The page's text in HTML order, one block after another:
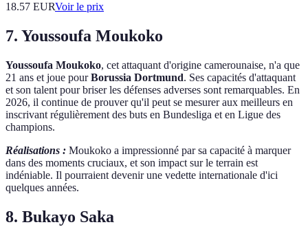
18.57 EURVoir le prix
7. Youssoufa Moukoko
Youssoufa Moukoko, cet attaquant d'origine camerounaise, n'a que
21 ans et joue pourBorussia Dortmund. Ses capacités d'attaquant
et son talent pour briser les défenses adverses sont remarquables. En
2026, il continue de prouver qu'il peut se mesurer aux meilleurs en
inscrivant régulièrement des buts en Bundesliga et en Ligue des
champions.
Réalisations : Moukoko a impressionné par sa capacité à marquer
dans des moments cruciaux, et son impact sur le terrain est
indéniable. Il pourraient devenir une vedette internationale d'ici
quelques années.
8. Bukayo Saka